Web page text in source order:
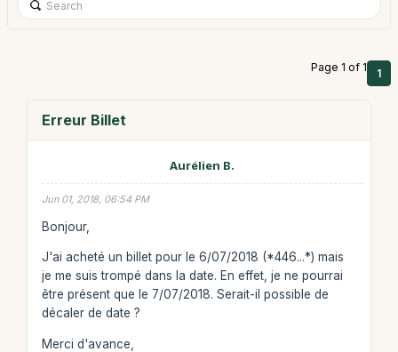
Page 1 of 1 1
Erreur Billet
Aurélien B.
Jun 01, 2018, 06:54 PM
Bonjour,
J'ai acheté un billet pour le 6/07/2018 (*446...*) mais
je me suis trompé dans la date. En effet, je ne pourrai
être présent que le 7/07/2018. Serait-il possible de
décaler de date ?
Merci d'avance,